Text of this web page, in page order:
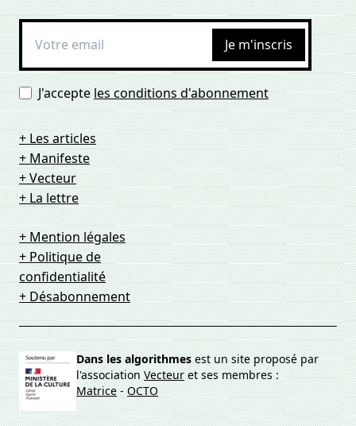
Je m'inscris
J'accepteles conditions d'abonnement
+ Les articles
+ Manifeste
+ Vecteur
+ La lettre
+ Mention légales
+ Politique de
confidentialité
+ Désabonnement
Dans les algorithmesest un site proposé par
l'associationVecteuret ses membres :
Matrice-OCTO